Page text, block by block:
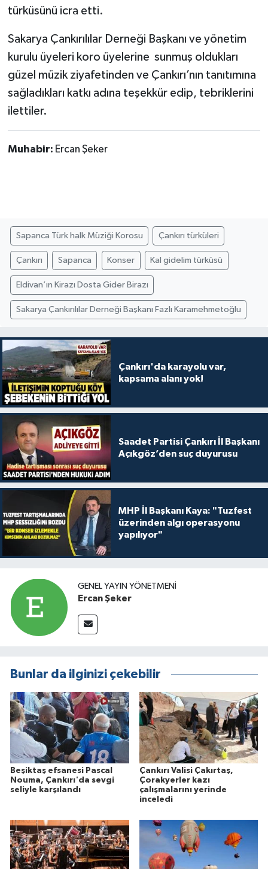
türküsünü icra etti.
Sakarya Çankırılılar Derneği Başkanı ve yönetim
kurulu üyeleri koro üyelerine sunmuş oldukları
güzel müzik ziyafetinden ve Çankırı’nın tanıtımına
sağladıkları katkı adına teşekkür edip, tebriklerini
ilettiler.
Muhabir: Ercan Şeker
Sapanca Türk halk Müziği Korosu Çankırı türküleri
Çankırı Sapanca Konser Kal gidelim türküsü
Eldivan’ın Kirazı Dosta Gider Birazı
Sakarya Çankırılılar Derneği Başkanı Fazlı Karamehmetoğlu
Çankırı'da karayolu var,
kapsama alanı yok!
Saadet Partisi Çankırı İl Başkanı
Açıkgöz’den suç duyurusu
MHP İl Başkanı Kaya: "Tuzfest
üzerinden algı operasyonu
yapılıyor"
GENEL YAYIN YÖNETMENI
Ercan Şeker
Bunlar da ilginizi çekebilir
Beşiktaş efsanesi Pascal
Nouma, Çankırı'da sevgi
seliyle karşılandı
Çankırı Valisi Çakırtaş,
Çorakyerler kazı
çalışmalarını yerinde
inceledi